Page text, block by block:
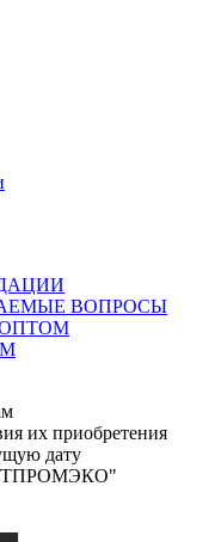
ВОПРОСЫ
их приобретения
дату